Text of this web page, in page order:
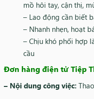
mồ hôi tay, cận thị,
– Lao động cần biết
– Nhanh nhẹn, hoạt
– Chịu khó phối hợp
cầu
Đơn hàng điện tử Tiệp
– Nội dung công việc: